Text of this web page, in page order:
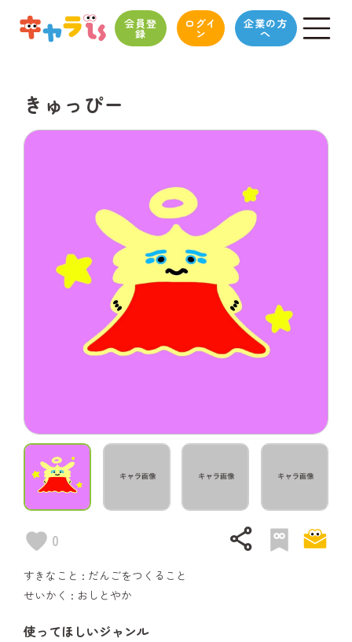
会員登
録
ログイ
ン
企業の方
へ
きゅっぴー
0 share
すきなこと : だんごをつくること
せいかく : おしとやか
使ってほしいジャンル